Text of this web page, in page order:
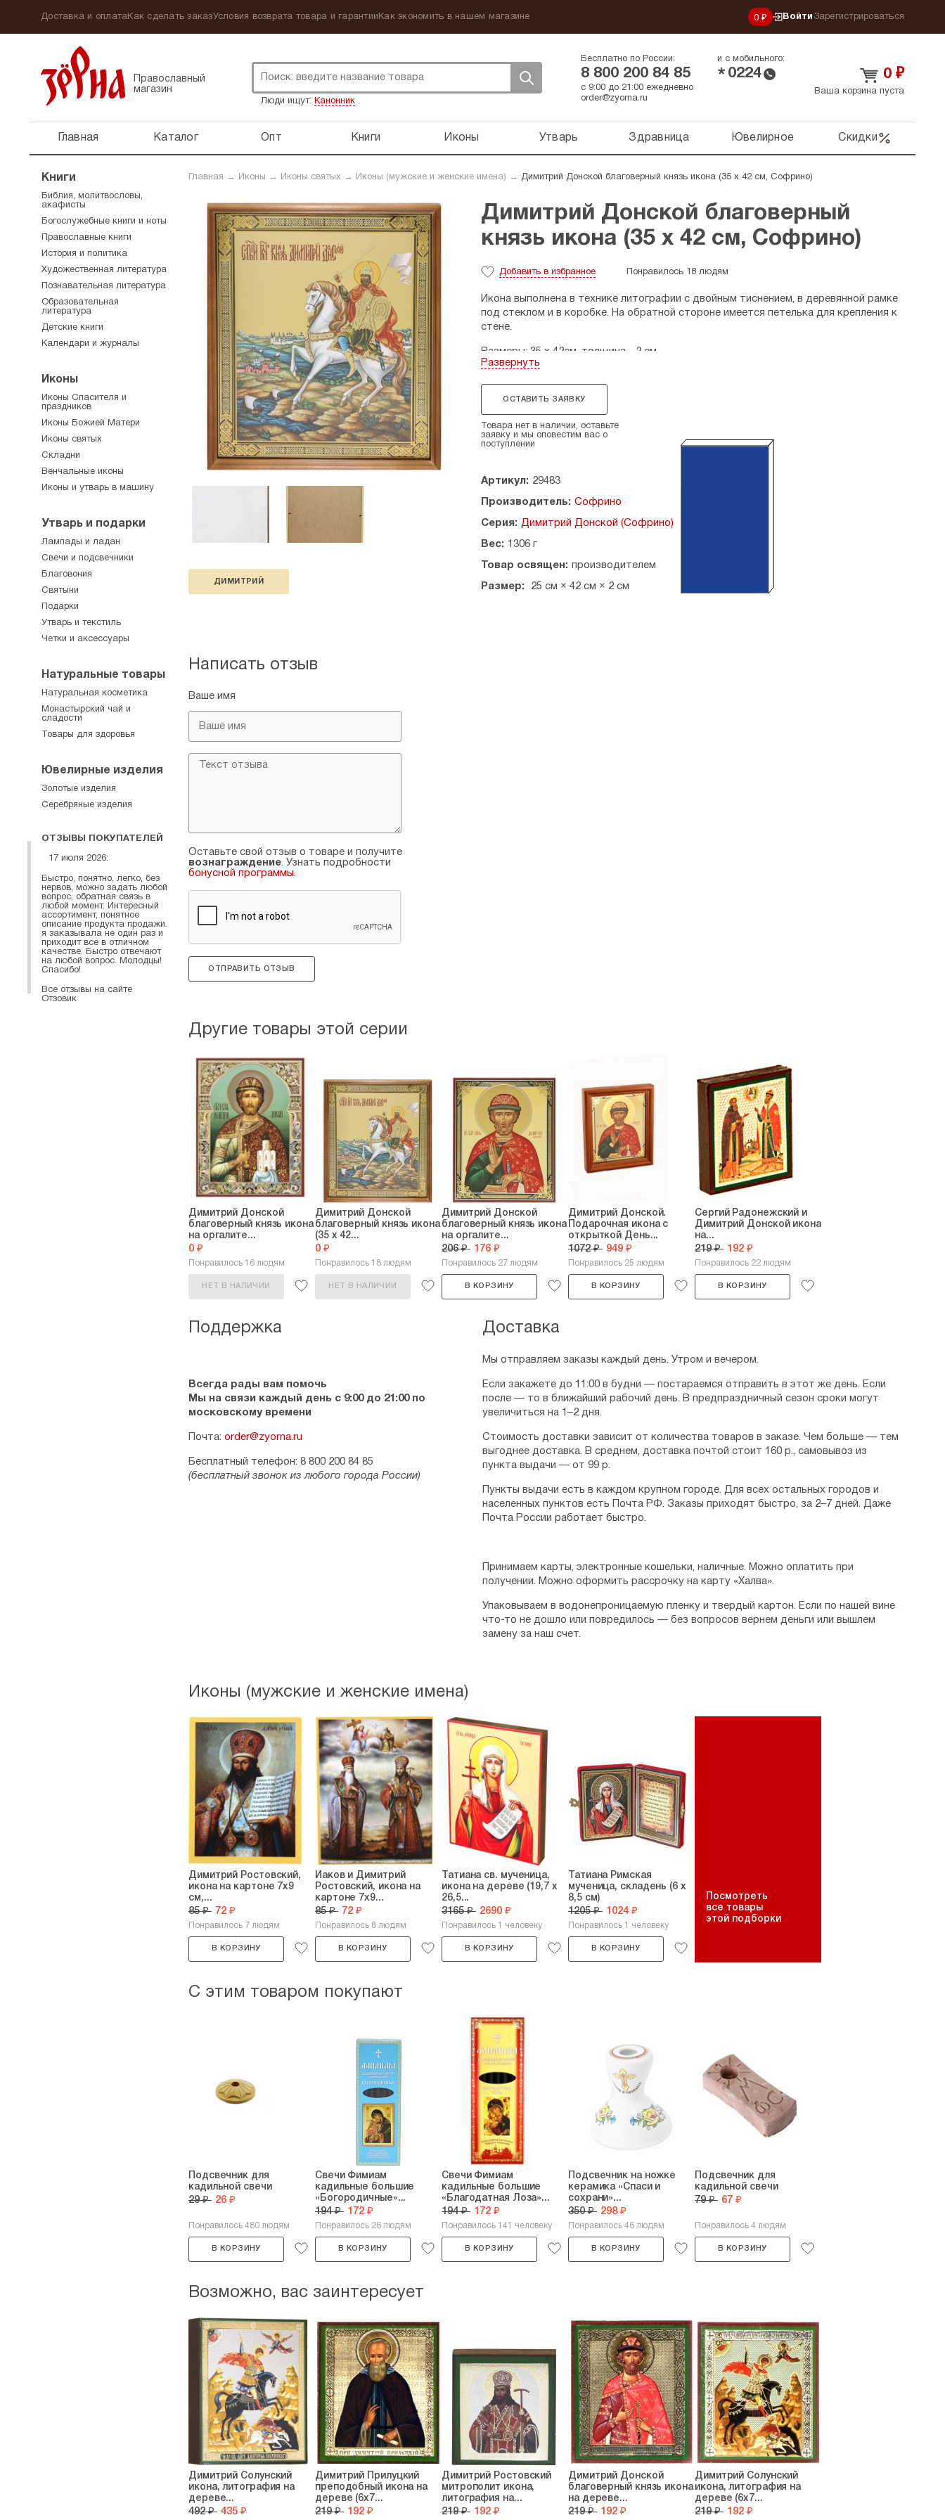
Доставка и оплатаКак сделать заказУсловия возврата товара и гарантии Как экономить в нашем магазине 0 ₽ Войти Зарегистрироваться
Православный
магазин
Люди ищут: Канонник
Бесплатно по России:
8 800 200 84 85
и с мобильного:
* 0224
с 9:00 до 21:00 ежедневно
order@zyorna.ru
0 ₽
Ваша корзина пуста
Главная Каталог Опт Книги Иконы Утварь Здравница Ювелирное Скидки
Главная → Иконы → Иконы святых → Иконы (мужские и женские имена) → Димитрий Донской благоверный князь икона (35 х 42 см, Софрино)
ДИМИТРИЙ
Димитрий Донской благоверный
князь икона (35 х 42 см, Софрино)
Добавить в избранное Понравилось 18 людям
Икона выполнена в технике литографии с двойным тиснением, в деревянной рамке
под стеклом и в коробке. На обратной стороне имеется петелька для крепления к
стене.
Размеры: 35 х 42см, толщина - 2 см.
Развернуть
ОСТАВИТЬ ЗАЯВКУ
Товара нет в наличии, оставьте
заявку и мы оповестим вас о
поступлении
Артикул: 29483
Производитель: Софрино
Серия: Димитрий Донской (Софрино)
Вес: 1306 г
Товар освящен: производителем
Размер: 25 см × 42 см × 2 см
Написать отзыв
Ваше имя
Оставьте свой отзыв о товаре и получите
вознаграждение. Узнать подробности
бонусной программы.
ОТПРАВИТЬ ОТЗЫВ
Другие товары этой серии
Димитрий Донской
благоверный князь икона
на оргалите...
0 ₽
Понравилось 16 людям
НЕТ В НАЛИЧИИ
Димитрий Донской
благоверный князь икона
(35 х 42...
0 ₽
Понравилось 18 людям
НЕТ В НАЛИЧИИ
Димитрий Донской
благоверный князь икона
на оргалите...
206 ₽ 176 ₽
Понравилось 27 людям
В КОРЗИНУ
Димитрий Донской.
Подарочная икона с
открыткой День...
1072 ₽ 949 ₽
Понравилось 25 людям
В КОРЗИНУ
Сергий Радонежский и
Димитрий Донской икона
на...
219 ₽ 192 ₽
Понравилось 22 людям
В КОРЗИНУ
Поддержка
Всегда рады вам помочь
Мы на связи каждый день с 9:00 до 21:00 по
московскому времени
Почта: order@zyorna.ru
Бесплатный телефон: 8 800 200 84 85
(бесплатный звонок из любого города России)
Доставка
Мы отправляем заказы каждый день. Утром и вечером.
Если закажете до 11:00 в будни — постараемся отправить в этот же день. Если
после — то в ближайший рабочий день. В предпраздничный сезон сроки могут
увеличиться на 1–2 дня.
Стоимость доставки зависит от количества товаров в заказе. Чем больше — тем
выгоднее доставка. В среднем, доставка почтой стоит 160 р., самовывоз из
пункта выдачи — от 99 р.
Пункты выдачи есть в каждом крупном городе. Для всех остальных городов и
населенных пунктов есть Почта РФ. Заказы приходят быстро, за 2–7 дней. Даже
Почта России работает быстро.
Принимаем карты, электронные кошельки, наличные. Можно оплатить при
получении. Можно оформить рассрочку на карту «Халва».
Упаковываем в водонепроницаемую пленку и твердый картон. Если по нашей вине
что-то не дошло или повредилось — без вопросов вернем деньги или вышлем
замену за наш счет.
Иконы (мужские и женские имена)
Димитрий Ростовский,
икона на картоне 7х9
см,...
85 ₽ 72 ₽
Понравилось 7 людям
В КОРЗИНУ
Иаков и Димитрий
Ростовский, икона на
картоне 7х9...
85 ₽ 72 ₽
Понравилось 8 людям
В КОРЗИНУ
Татиана св. мученица,
икона на дереве (19,7 х
26,5...
3165 ₽ 2690 ₽
Понравилось 1 человеку
В КОРЗИНУ
Татиана Римская
мученица, складень (6 х
8,5 см)
1205 ₽ 1024 ₽
Понравилось 1 человеку
В КОРЗИНУ
Посмотреть
все товары
этой подборки
С этим товаром покупают
Подсвечник для
кадильной свечи
29 ₽ 26 ₽
Понравилось 480 людям
В КОРЗИНУ
Свечи Фимиам
кадильные большие
«Богородичные»...
194 ₽ 172 ₽
Понравилось 26 людям
В КОРЗИНУ
Свечи Фимиам
кадильные большие
«Благодатная Лоза»...
194 ₽ 172 ₽
Понравилось 141 человеку
В КОРЗИНУ
Подсвечник на ножке
керамика «Спаси и
сохрани»...
350 ₽ 298 ₽
Понравилось 46 людям
В КОРЗИНУ
Подсвечник для
кадильной свечи
79 ₽ 67 ₽
Понравилось 4 людям
В КОРЗИНУ
Возможно, вас заинтересует
Димитрий Солунский
икона, литография на
дереве...
492 ₽ 435 ₽
Димитрий Прилуцкий
преподобный икона на
дереве (6х7...
219 ₽ 192 ₽
Димитрий Ростовский
митрополит икона,
литография на...
219 ₽ 192 ₽
Димитрий Донской
благоверный князь икона
на дереве...
219 ₽ 192 ₽
Димитрий Солунский
икона, литография на
дереве (6х7...
219 ₽ 192 ₽
Книги
Библия, молитвословы,
акафисты
Богослужебные книги и ноты
Православные книги
История и политика
Художественная литература
Познавательная литература
Образовательная
литература
Детские книги
Календари и журналы
Иконы
Иконы Спасителя и
праздников
Иконы Божией Матери
Иконы святых
Складни
Венчальные иконы
Иконы и утварь в машину
Утварь и подарки
Лампады и ладан
Свечи и подсвечники
Благовония
Святыни
Подарки
Утварь и текстиль
Четки и аксессуары
Натуральные товары
Натуральная косметика
Монастырский чай и
сладости
Товары для здоровья
Ювелирные изделия
Золотые изделия
Серебряные изделия
ОТЗЫВЫ ПОКУПАТЕЛЕЙ
17 июля 2026:
Быстро, понятно, легко, без
нервов, можно задать любой
вопрос, обратная связь в
любой момент. Интересный
ассортимент, понятное
описание продукта продажи.
я заказывала не один раз и
приходит все в отличном
качестве. Быстро отвечают
на любой вопрос. Молодцы!
Спасибо!
Все отзывы на сайте
Отзовик